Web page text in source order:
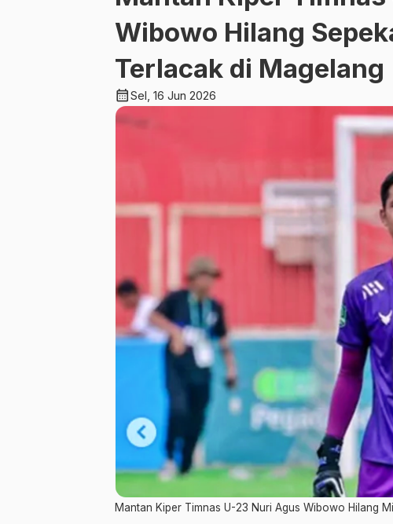
Wibowo Hilang
Terlacak di Magelang
calendar_monthSel, 16 Jun 2026
Mantan Kiper Timnas U-23 Nuri Agus Wibowo Hilang